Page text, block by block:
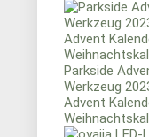
Parkside
Werkzeug
Advent